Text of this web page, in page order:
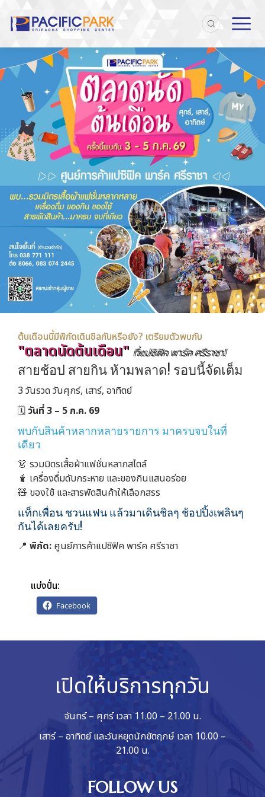
ต้นเดือนนี้มีพิกัดเดินชิลกันหรือยัง? เตรียมตัวพบกับ
"ตลาดนัดต้นเดือน" ที่แปซิฟิค พาร์ค ศรีราชา!
สายช้อป สายกิน ห้ามพลาด! รอบนี้จัดเต็ม
3 วันรวด วันศุกร์, เสาร์, อาทิตย์
🗓️ วันที่ 3 – 5 ก.ค. 69
พบกับสินค้าหลากหลายรายการ มาครบจบในที่
เดียว
👗 รวมมิตรเสื้อผ้าแฟชั่นหลากสไตล์
🧋 เครื่องดื่มดับกระหาย และของกินแสนอร่อย
🧸 ของใช้ และสารพัดสินค้าให้เลือกสรร
แท็กเพื่อน ชวนแฟน แล้วมาเดินชิลๆ ช้อปปิ้งเพลินๆ
กันได้เลยครับ!
📍 พิกัด: ศูนย์การค้าแปซิฟิค พาร์ค ศรีราชา
แบ่งปั่น:
Facebook
เปิดให้บริการทุกวัน
จันทร์ – ศุกร์ เวลา 11.00 – 21.00 น.
เสาร์ – อาทิตย์ และวันหยุดนักขัตฤกษ์ เวลา 10.00 –
21.00 น.
FOLLOW US